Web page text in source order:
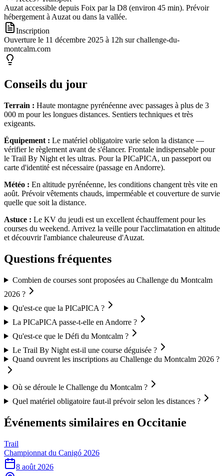
Auzat accessible depuis Foix par la D8 (environ 45 min). Prévoir
hébergement à Auzat ou dans la vallée.
Inscription
Ouverture le 11 décembre 2025 à 12h sur challenge-du-
montcalm.com
Conseils du jour
Terrain : Haute montagne pyrénéenne avec passages à plus de 3
000 m pour les longues distances. Sentiers techniques et très
exigeants.
Équipement : Le matériel obligatoire varie selon la distance —
vérifier le règlement avant de s'élancer. Frontale indispensable pour
le Trail By Night et les ultras. Pour la PICaPICA, un passeport ou
carte d'identité est nécessaire (passage en Andorre).
Météo : En altitude pyrénéenne, les conditions changent très vite en
août. Prévoir vêtements chauds, imperméable et couverture de survie
quelle que soit la distance.
Astuce : Le KV du jeudi est un excellent échauffement pour les
courses du weekend. Arrivez la veille pour l'acclimatation en altitude
et découvrir l'ambiance chaleureuse d'Auzat.
Questions fréquentes
Combien de courses sont proposées au Challenge du Montcalm
2026 ?
Qu'est-ce que la PICaPICA ?
La PICaPICA passe-t-elle en Andorre ?
Qu'est-ce que le Défi du Montcalm ?
Le Trail By Night est-il une course déguisée ?
Quand ouvrent les inscriptions au Challenge du Montcalm 2026 ?
Où se déroule le Challenge du Montcalm ?
Quel matériel obligatoire faut-il prévoir selon les distances ?
Événements similaires en Occitanie
Trail
Championnat du Canigó 2026
8 août 2026